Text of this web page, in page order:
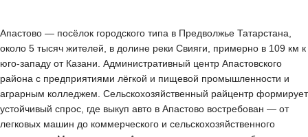
Апастово — посёлок городского типа в Предволжье Татарстана,
около 5 тысяч жителей, в долине реки Свияги, примерно в 109 км к
юго-западу от Казани. Административный центр Апастовского
района с предприятиями лёгкой и пищевой промышленности и
аграрным колледжем. Сельскохозяйственный райцентр формирует
устойчивый спрос, где выкуп авто в Апастово востребован — от
легковых машин до коммерческого и сельскохозяйственного